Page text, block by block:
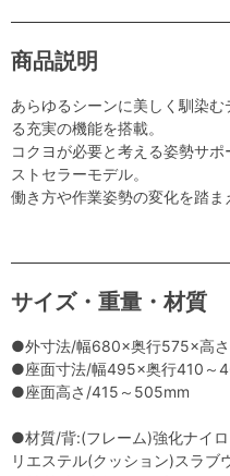
商品説明
あらゆるシーンに美しく馴染
る充実の機能を搭載。
コクヨが必要と考える姿勢サ
ストセラーモデル。
働き方や作業姿勢の変化を踏ま
サイズ・重量・材質
●外寸法/幅680×奥行575×高
●座面寸法/幅495×奥行410～
●座面高さ/415～505mm
●材質/背:(フレーム)強化ナイ
リエステル(クッション)スラブ